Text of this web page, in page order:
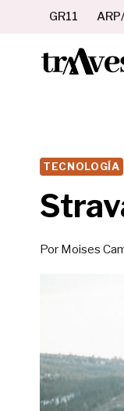
contenido
GR11
TECNOLOGÍA
Por Moises